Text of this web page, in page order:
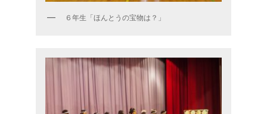
６年生「ほんとうの宝物は？」